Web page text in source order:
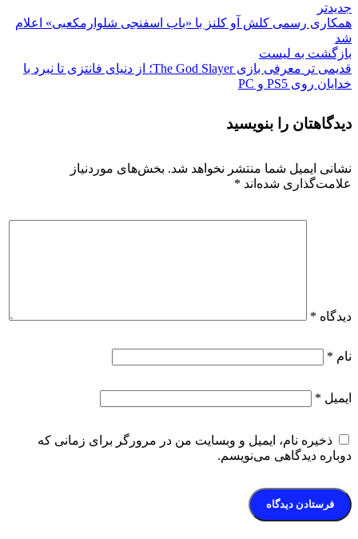
جدیدتر
همکاری رسمی کلش آو کلنز با «باب اسفنجی شلوارمکعبی» اعلام
شد
بازگشت به لیست
قدیمی تر
معرفی بازی The God Slayer؛ از دنیای فانتزی تا نبرد با
خدایان روی PS5 و PC
دیدگاهتان را بنویسید
نشانی ایمیل شما منتشر نخواهد شد. بخش‌های موردنیاز
علامت‌گذاری شده‌اند *
دیدگاه *
نام *
ایمیل *
ذخیره نام، ایمیل و وبسایت من در مرورگر برای زمانی که
دوباره دیدگاهی می‌نویسم.